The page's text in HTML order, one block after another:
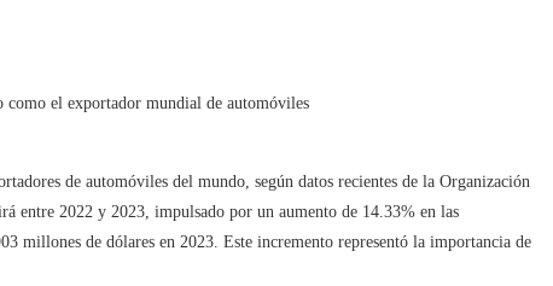
de automóviles del mundo, según datos recientes de la Organización
entre 2022 y 2023, impulsado por un aumento de 14.33% en las
millones de dólares en 2023. Este incremento representó la importancia de